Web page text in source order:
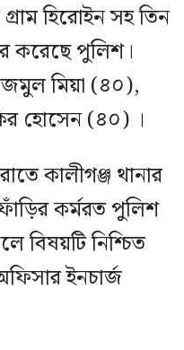
হিরোইন সহ তিন
করেছে পুলিশ।
মিয়া (৪০),
হোসেন (৪০) ।
কালীগঞ্জ থানার
কর্মরত পুলিশ
বিষয়টি নিশ্চিত
ইনচার্জ